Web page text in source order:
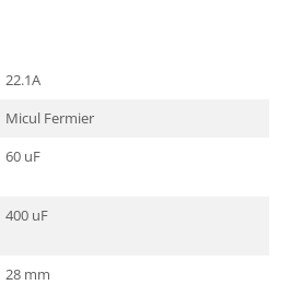
22.1A
Micul Fermier
60 uF
400 uF
28 mm